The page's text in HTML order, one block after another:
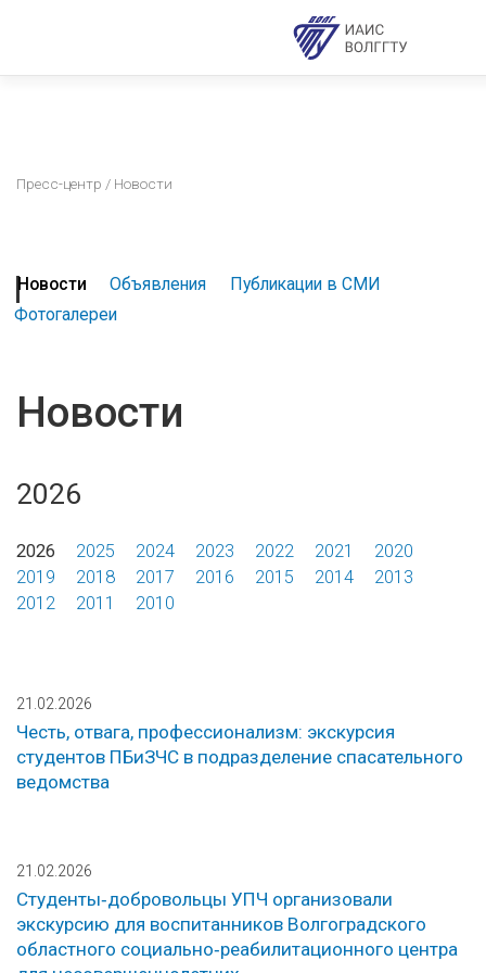
Пресс-центр / Новости
Новости Объявления
Публикации в СМИ
Фотогалереи
Новости
2026
2026 2025 2024 2023 2022 2021
2020
2019
2018 2017 2016 2015 2014
2013
2012
2011 2010
21.02.2026
Честь, отвага, профессионализм: экскурсия
студентов ПБиЗЧС в подразделение спасательного
ведомства
21.02.2026
Студенты‑добровольцы УПЧ организовали
экскурсию для воспитанников Волгоградского
областного социально‑реабилитационного центра